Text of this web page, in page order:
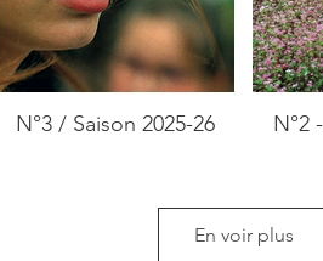
N°3 / Saison 2025-26 N°2
En voir plus